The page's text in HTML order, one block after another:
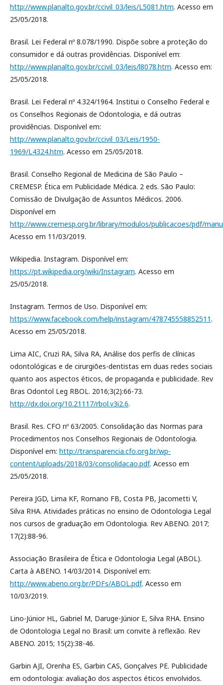
http://www.planalto.gov.br/ccivil_03/leis/L5081.htm. Acesso em
25/05/2018.
Brasil. Lei Federal nº 8.078/1990. Dispõe sobre a proteção do
consumidor e dá outras providências. Disponível em:
http://www.planalto.gov.br/ccivil_03/leis/l8078.htm. Acesso em:
25/05/2018.
Brasil. Lei Federal nº 4.324/1964. Institui o Conselho Federal e
os Conselhos Regionais de Odontologia, e dá outras
providências. Disponível em:
http://www.planalto.gov.br/ccivil_03/Leis/1950-
1969/L4324.htm. Acesso em 25/05/2018.
Brasil. Conselho Regional de Medicina de São Paulo –
CREMESP. Ética em Publicidade Médica. 2 eds. São Paulo:
Comissão de Divulgação de Assuntos Médicos. 2006.
Disponível em
http://www.cremesp.org.br/library/modulos/publicacoes/pdf/
Acesso em 11/03/2019.
Wikipedia. Instagram. Disponível em:
https://pt.wikipedia.org/wiki/Instagram. Acesso em
25/05/2018.
Instagram. Termos de Uso. Disponível em:
https://www.facebook.com/help/instagram/478745558852511.
Acesso em 25/05/2018.
Lima AIC, Cruzi RA, Silva RA, Análise dos perfis de clínicas
odontológicas e de cirurgiões-dentistas em duas redes sociais
quanto aos aspectos éticos, de propaganda e publicidade. Rev
Bras Odontol Leg RBOL. 2016;3(2):66-73.
http://dx.doi.org/10.21117/rbol.v3i2.6.
Brasil. Res. CFO nº 63/2005. Consolidação das Normas para
Procedimentos nos Conselhos Regionais de Odontologia.
Disponível em: http://transparencia.cfo.org.br/wp-
content/uploads/2018/03/consolidacao.pdf. Acesso em
25/05/2018.
Pereira JGD, Lima KF, Romano FB, Costa PB, Jacometti V,
Silva RHA. Atividades práticas no ensino de Odontologia Legal
nos cursos de graduação em Odontologia. Rev ABENO. 2017;
17(2):88-96.
Associação Brasileira de Ética e Odontologia Legal (ABOL).
Carta à ABENO. 14/03/2014. Disponível em:
http://www.abeno.org.br/PDFs/ABOL.pdf. Acesso em
10/03/2019.
Lino-Júnior HL, Gabriel M, Daruge-Júnior E, Silva RHA. Ensino
de Odontologia Legal no Brasil: um convite à reflexão. Rev
ABENO. 2015; 15(2):38-46.
Garbin AJI, Orenha ES, Garbin CAS, Gonçalves PE. Publicidade
em odontologia: avaliação dos aspectos éticos envolvidos.